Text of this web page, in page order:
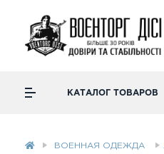
КАТАЛОГ ТОВАРОВ
ВОЕННАЯ ОДЕЖДА